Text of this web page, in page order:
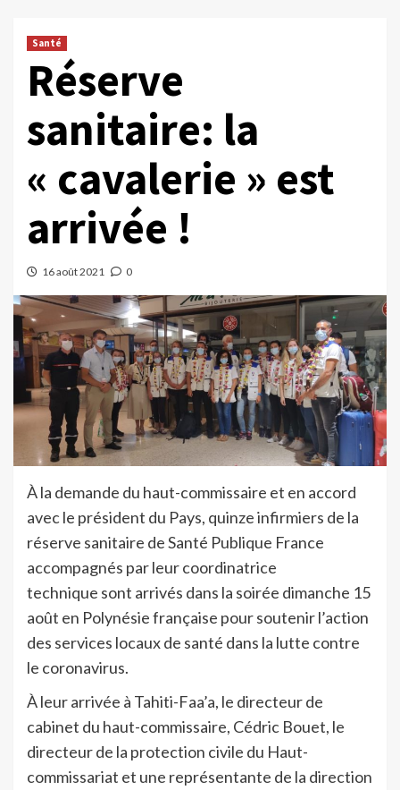
Santé
Réserve
sanitaire: la
« cavalerie » est
arrivée !
16 août 2021 0
À la demande du haut-commissaire et en accord
avec le président du Pays, quinze infirmiers de la
réserve sanitaire de Santé Publique France
accompagnés par leur coordinatrice
technique sont arrivés dans la soirée dimanche 15
août en Polynésie française pour soutenir l’action
des services locaux de santé dans la lutte contre
le coronavirus.
À leur arrivée à Tahiti-Faa’a, le directeur de
cabinet du haut-commissaire, Cédric Bouet, le
directeur de la protection civile du Haut-
commissariat et une représentante de la direction